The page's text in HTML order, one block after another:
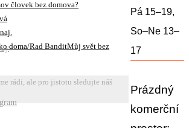
Pá 15–19,
So–Ne 13–
17
Prázdný
komerční
človek bez domova?
doma/Rad BanditMůj svět bez
rádi, ale pro jistotu sledujte náš